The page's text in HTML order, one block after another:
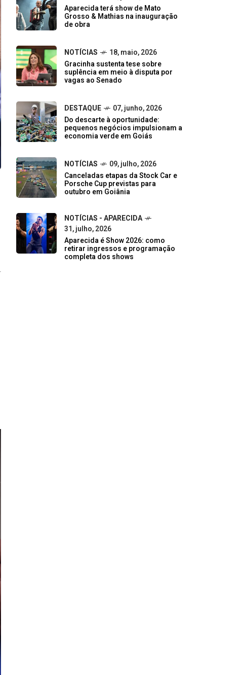
Aparecida terá show de Mato
Grosso & Mathias na inauguração
de obra
NOTÍCIAS
18, maio, 2026
Gracinha sustenta tese sobre
suplência em meio à disputa por
vagas ao Senado
DESTAQUE
07, junho, 2026
Do descarte à oportunidade:
pequenos negócios impulsionam a
economia verde em Goiás
NOTÍCIAS
09, julho, 2026
Canceladas etapas da Stock Car e
Porsche Cup previstas para
outubro em Goiânia
NOTÍCIAS - APARECIDA
31, julho, 2026
Aparecida é Show 2026: como
retirar ingressos e programação
completa dos shows